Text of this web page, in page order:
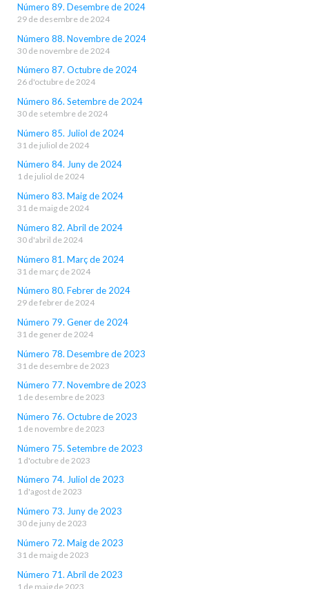
Número 89. Desembre de 2024
29 de desembre de 2024
Número 88. Novembre de 2024
30 de novembre de 2024
Número 87. Octubre de 2024
26 d'octubre de 2024
Número 86. Setembre de 2024
30 de setembre de 2024
Número 85. Juliol de 2024
31 de juliol de 2024
Número 84. Juny de 2024
1 de juliol de 2024
Número 83. Maig de 2024
31 de maig de 2024
Número 82. Abril de 2024
30 d'abril de 2024
Número 81. Març de 2024
31 de març de 2024
Número 80. Febrer de 2024
29 de febrer de 2024
Número 79. Gener de 2024
31 de gener de 2024
Número 78. Desembre de 2023
31 de desembre de 2023
Número 77. Novembre de 2023
1 de desembre de 2023
Número 76. Octubre de 2023
1 de novembre de 2023
Número 75. Setembre de 2023
1 d'octubre de 2023
Número 74. Juliol de 2023
1 d'agost de 2023
Número 73. Juny de 2023
30 de juny de 2023
Número 72. Maig de 2023
31 de maig de 2023
Número 71. Abril de 2023
1 de maig de 2023